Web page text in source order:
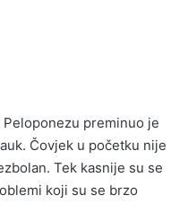
preminuo je
Čovjek u početku nije
Tek kasnije su se
koji su se brzo